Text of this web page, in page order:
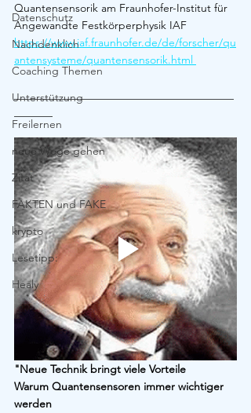
Datenschutz
Nachdenklich
Coaching Themen
Unterstützung
Freilernen
neue Wege gehen
Zitat
FAKTEN und FAKE
krypto
Lesetipp:
Healy
Quantensensorik am Fraunhofer-Institut für
Angewandte Festkörperphysik IAF
https://www.iaf.fraunhofer.de/de/forscher/qu
antensysteme/quantensensorik.html
________________________________________
"Neue Technik bringt viele Vorteile
Warum Quantensensoren immer wichtiger
werden